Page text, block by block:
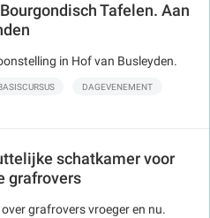
Tafelen. Aan
in Hof van Busleyden.
DAGEVENEMENT
schatkamer voor
grafrovers
grafrovers vroeger en nu.